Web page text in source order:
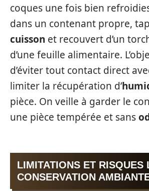
coques une fois bien
dans un contenant propre,
cuisson et recouvert d’un
d’une feuille alimentaire.
d’éviter tout contact direct
limiter la récupération d’
pièce. On veille à garder le
une pièce tempérée et sans
LIMITATIONS ET RISQUES
CONSERVATION